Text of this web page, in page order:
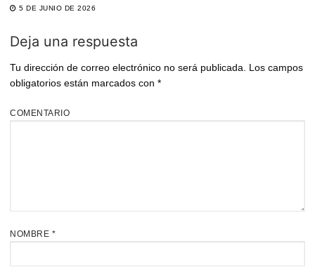
5 DE JUNIO DE 2026
Deja una respuesta
Tu dirección de correo electrónico no será publicada. Los campos
obligatorios están marcados con *
COMENTARIO
NOMBRE *